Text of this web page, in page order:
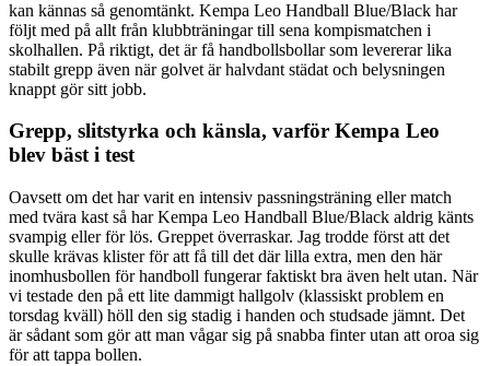
kan kännas så genomtänkt. Kempa Leo Handball Blue/Black har
följt med på allt från klubbträningar till sena kompismatchen i
skolhallen. På riktigt, det är få handbollsbollar som levererar lika
stabilt grepp även när golvet är halvdant städat och belysningen
knappt gör sitt jobb.
Grepp, slitstyrka och känsla, varför Kempa Leo
blev bäst i test
Oavsett om det har varit en intensiv passningsträning eller match
med tvära kast så har Kempa Leo Handball Blue/Black aldrig känts
svampig eller för lös. Greppet överraskar. Jag trodde först att det
skulle krävas klister för att få till det där lilla extra, men den här
inomhusbollen för handboll fungerar faktiskt bra även helt utan. När
vi testade den på ett lite dammigt hallgolv (klassiskt problem en
torsdag kväll) höll den sig stadig i handen och studsade jämnt. Det
är sådant som gör att man vågar sig på snabba finter utan att oroa sig
för att tappa bollen.